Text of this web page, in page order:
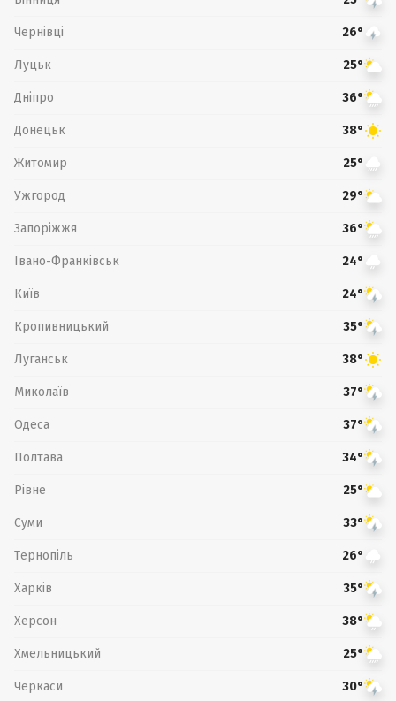
Чернівці 26°
Луцьк 25°
Дніпро 36°
Донецьк 38°
Житомир 25°
Ужгород 29°
Запоріжжя 36°
Івано-Франківськ 24°
Київ 24°
Кропивницький 35°
Луганськ 38°
Миколаїв 37°
Одеса 37°
Полтава 34°
Рівне 25°
Суми 33°
Тернопіль 26°
Харків 35°
Херсон 38°
Хмельницький 25°
Черкаси 30°